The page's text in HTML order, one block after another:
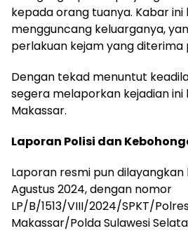
kepada orang tuanya. Kabar ini
mengguncang keluarganya,
perlakuan kejam yang diterima
Dengan tekad menuntut
segera melaporkan kejadian ini
Makassar.
Laporan Polisi dan
Laporan resmi pun dilayangkan
Agustus 2024, dengan nomor
LP/B/1513/VIII/2024/SPKT/
Makassar/Polda Sulawesi